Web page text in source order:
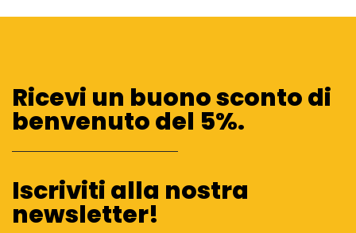
Ricevi un buono sconto di
benvenuto del 5%.
Iscriviti alla nostra
newsletter!